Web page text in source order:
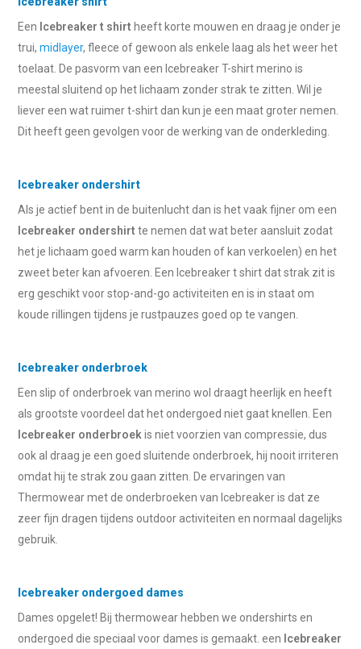
Een Icebreaker t shirt heeft korte mouwen en draag je onder je
trui,midlayer, fleece of gewoon als enkele laag als het weer het
toelaat. De pasvorm van een Icebreaker T-shirt merino is
meestal sluitend op het lichaam zonder strak te zitten. Wil je
liever een wat ruimer t-shirt dan kun je een maat groter nemen.
Dit heeft geen gevolgen voor de werking van de onderkleding.
Icebreaker ondershirt
Als je actief bent in de buitenlucht dan is het vaak fijner om een
Icebreaker ondershirt te nemen dat wat beter aansluit zodat
het je lichaam goed warm kan houden of kan verkoelen) en het
zweet beter kan afvoeren. Een Icebreaker t shirt dat strak zit is
erg geschikt voor stop-and-go activiteiten en is in staat om
koude rillingen tijdens je rustpauzes goed op te vangen.
Icebreaker onderbroek
Een slip of onderbroek van merino wol draagt heerlijk en heeft
als grootste voordeel dat het ondergoed niet gaat knellen. Een
Icebreaker onderbroek is niet voorzien van compressie, dus
ook al draag je een goed sluitende onderbroek, hij nooit irriteren
omdat hij te strak zou gaan zitten. De ervaringen van
Thermowear met de onderbroeken van Icebreaker is dat ze
zeer fijn dragen tijdens outdoor activiteiten en normaal dagelijks
gebruik.
Icebreaker ondergoed dames
Dames opgelet! Bij thermowear hebben we ondershirts en
ondergoed die speciaal voor dames is gemaakt. een Icebreaker